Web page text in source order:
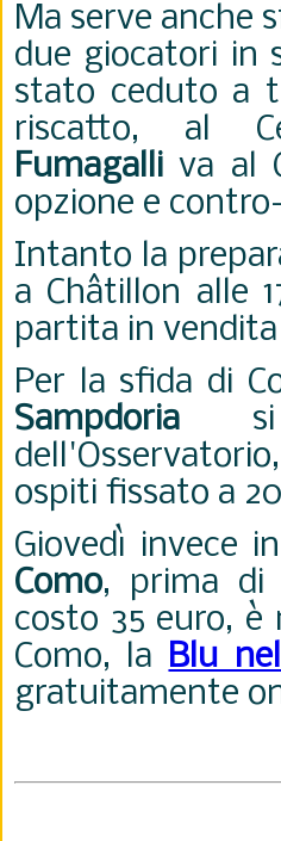
Ma serve anche
due giocatori in
stato ceduto a
riscatto, al
Fumagalli va al
opzione e
Intanto la
a Châtillon alle
partita in vendita
Per la sfida di
Sampdoria si
ospiti fissato a
Giovedì invece
Como, prima di
costo 35 euro, è
Como, la Blu
gratuitamente